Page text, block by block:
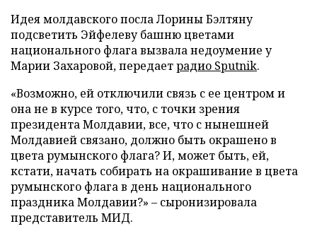
Идея молдавского посла Лорины Бэлтяну
подсветить Эйфелеву башню цветами
национального флага вызвала недоумение у
Марии Захаровой, передаетрадио Sputnik.
«Возможно, ей отключили связь с ее центром и
она не в курсе того, что, с точки зрения
президента Молдавии, все, что с нынешней
Молдавией связано, должно быть окрашено в
цвета румынского флага? И, может быть, ей,
кстати, начать собирать на окрашивание в цвета
румынского флага в день национального
праздника Молдавии?» – сыронизировала
представитель МИД.